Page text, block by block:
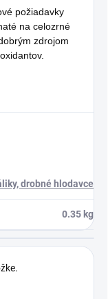
požiadavky
na celozrné
zdrojom
drobné hlodavce
0.35 kg